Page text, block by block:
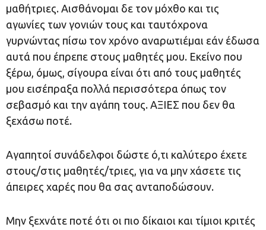
μαθήτριες. Αισθάνομαι δε τον μόχθο και τις
αγωνίες των γονιών τους και ταυτόχρονα
γυρνώντας πίσω τον χρόνο αναρωτιέμαι εάν έδωσα
αυτά που έπρεπε στους μαθητές μου. Εκείνο που
ξέρω, όμως, σίγουρα είναι ότι από τους μαθητές
μου εισέπραξα πολλά περισσότερα όπως τον
σεβασμό και την αγάπη τους. ΑΞΙΕΣ που δεν θα
ξεχάσω ποτέ.
Αγαπητοί συνάδελφοι δώστε ό,τι καλύτερο έχετε
στους/στις μαθητές/τριες, για να μην χάσετε τις
άπειρες χαρές που θα σας ανταποδώσουν.
Μην ξεχνάτε ποτέ ότι οι πιο δίκαιοι και τίμιοι κριτές